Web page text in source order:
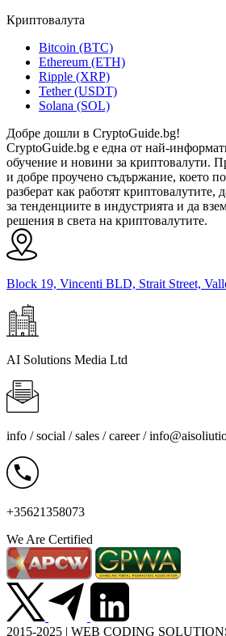
Криптовалута
Bitcoin (BTC)
Ethereum (ETH)
Ripple (XRP)
Tether (USDT)
Solana (SOL)
Добре дошли в CryptoGuide.bg!
CryptoGuide.bg е една от най-
обучение и новини за криптовалути.
и добре проучено съдържание, което
разберат как работят
за тенденциите в индустрията и да
решения в света на криптовалутите.
Block 19, Vincenti BLD, Strait Street,
AI Solutions Media Ltd
info / social / sales / career /
+35621358073
We Are Certified
2015-2025 | WEB CODING